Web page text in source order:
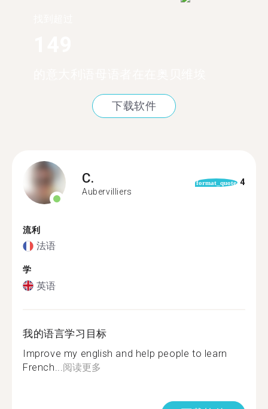
下载软件
C.
Aubervilliers
format_quote 4
流利
法语
学
英语
我的语言学习目标
Improve my english and help people to learn
French... 阅读更多